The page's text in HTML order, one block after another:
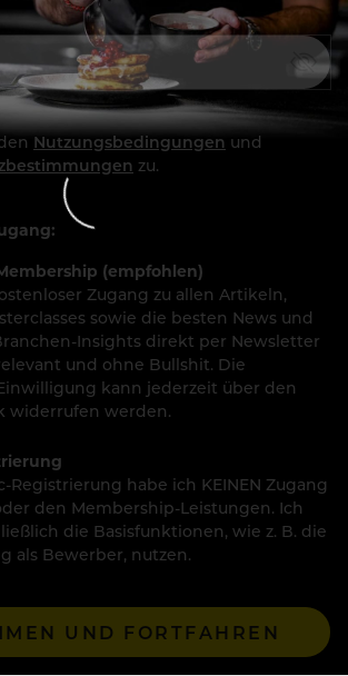
Nutzungsbedingungen und
zu.
(empfohlen)
Zugang zu allen Artikeln,
sowie die besten News und
Insights direkt per Newsletter
und ohne Bullshit. Die
kann jederzeit über den
widerrufen werden.
Registrierung habe ich KEINEN Zugang
den Membership-Leistungen. Ich
die Basisfunktionen, wie z. B. die
als Bewerber, nutzen.
UND FORTFAHREN